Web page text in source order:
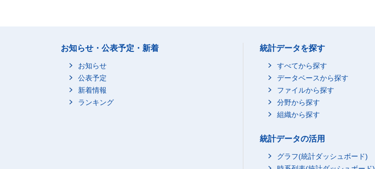
お知らせ・公表予定・新着
お知らせ
公表予定
新着情報
ランキング
統計データを探す
すべてから探す
データベースから探す
ファイルから探す
分野から探す
組織から探す
統計データの活用
グラフ(統計ダッシュボード)